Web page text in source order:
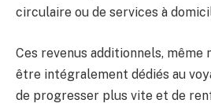
circulaire ou de services à
Ces revenus additionnels, même
être intégralement dédiés au
de progresser plus vite et de